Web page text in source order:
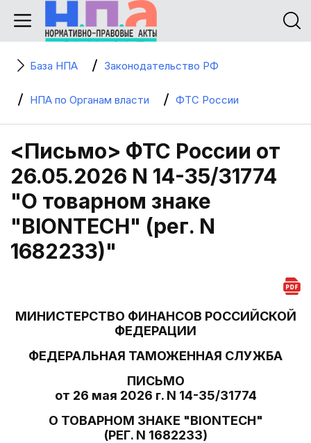
База НПА Законодательство РФ
НПА по Органам власти ФТС России
<Письмо> ФТС России от
26.05.2026 N 14-35/31774
"О товарном знаке
"BIONTECH" (рег. N
1682233)"
МИНИСТЕРСТВО ФИНАНСОВ РОССИЙСКОЙ
ФЕДЕРАЦИИ
ФЕДЕРАЛЬНАЯ ТАМОЖЕННАЯ СЛУЖБА
ПИСЬМО
от 26 мая 2026 г. N 14-35/31774
О ТОВАРНОМ ЗНАКЕ "BIONTECH"
(РЕГ. N 1682233)